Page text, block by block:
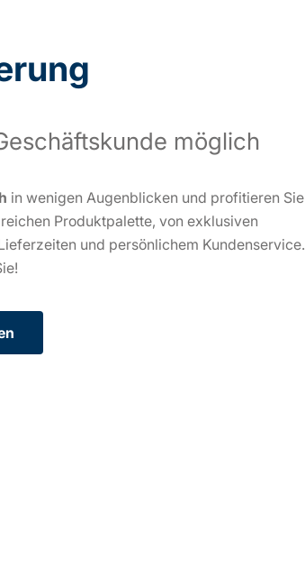
möglich
in wenigen Augenblicken und profitieren Sie
Produktpalette, von exklusiven
und persönlichem Kundenservice.